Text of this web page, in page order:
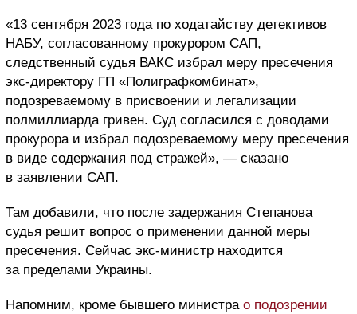
«13 сентября 2023 года по ходатайству детективов
НАБУ, согласованному прокурором САП,
следственный судья ВАКС избрал меру пресечения
экс-директору ГП «Полиграфкомбинат»,
подозреваемому в присвоении и легализации
полмиллиарда гривен. Суд согласился с доводами
прокурора и избрал подозреваемому меру пресечения
в виде содержания под стражей», — сказано
в заявлении САП.
Там добавили, что после задержания Степанова
судья решит вопрос о применении данной меры
пресечения. Сейчас экс-министр находится
за пределами Украины.
Напомним, кроме бывшего министра о подозрении